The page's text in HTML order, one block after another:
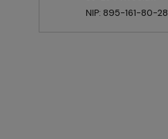
NIP: 895-161-80-28